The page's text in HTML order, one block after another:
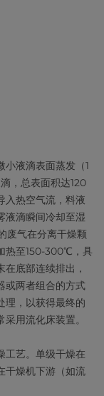
液滴表面蒸发（1
，总表面积达120
入热空气流，料液
液滴瞬间冷却至湿
废气在分离干燥颗
热至150-300℃，具
底部连续排出，
或两者组合的方式
理，以获得最终的
用流化床装置。
工艺。单级干燥在
干燥机下游（如流